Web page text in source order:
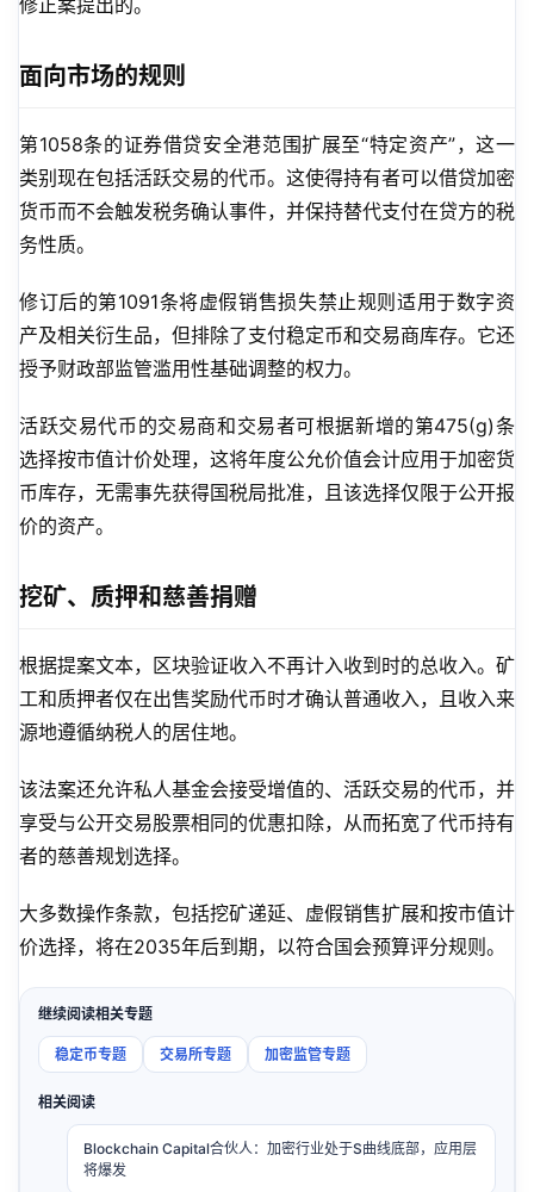
修正案提出的。
面向市场的规则
第1058条的证券借贷安全港范围扩展至“特定资产”，这一
类别现在包括活跃交易的代币。这使得持有者可以借贷加密
货币而不会触发税务确认事件，并保持替代支付在贷方的税
务性质。
修订后的第1091条将虚假销售损失禁止规则适用于数字资
产及相关衍生品，但排除了支付稳定币和交易商库存。它还
授予财政部监管滥用性基础调整的权力。
活跃交易代币的交易商和交易者可根据新增的第475(g)条
选择按市值计价处理，这将年度公允价值会计应用于加密货
币库存，无需事先获得国税局批准，且该选择仅限于公开报
价的资产。
挖矿、质押和慈善捐赠
根据提案文本，区块验证收入不再计入收到时的总收入。矿
工和质押者仅在出售奖励代币时才确认普通收入，且收入来
源地遵循纳税人的居住地。
该法案还允许私人基金会接受增值的、活跃交易的代币，并
享受与公开交易股票相同的优惠扣除，从而拓宽了代币持有
者的慈善规划选择。
大多数操作条款，包括挖矿递延、虚假销售扩展和按市值计
价选择，将在2035年后到期，以符合国会预算评分规则。
继续阅读相关专题
稳定币专题 交易所专题 加密监管专题
相关阅读
Blockchain Capital合伙人：加密行业处于S曲线底部，应用层
将爆发